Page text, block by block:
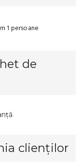
1 persoane
de
clienților